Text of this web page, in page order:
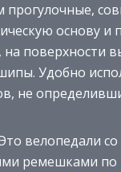
прогулочные,
основу и
на поверхности
Удобно
не
велопедали со
ремешками по